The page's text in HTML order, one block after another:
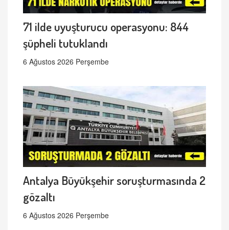
71 ilde uyuşturucu operasyonu: 844
şüpheli tutuklandı
6 Ağustos 2026 Perşembe
Antalya Büyükşehir soruşturmasında 2
gözaltı
6 Ağustos 2026 Perşembe